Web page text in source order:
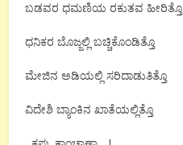
ಬಡವರ ಧಮಣಿಯ ರಕುತವ ಹೀರಿತ್ತೊ
ಧನಿಕರ ಬೊಜ್ಜಲ್ಲಿ ಬಚ್ಚಿಕೊಂಡಿತ್ತೊ
ಮೇಜಿನ ಅಡಿಯಲ್ಲಿ ಸರಿದಾಡುತಿತ್ತೊ
ವಿದೇಶಿ ಬ್ಯಾಂಕಿನ ಖಾತೆಯಲ್ಲಿತ್ತೊ